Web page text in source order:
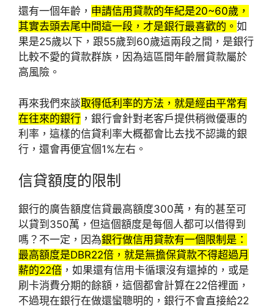
還有一個年齡， 申請信用貸款的年紀是20~60歲，
其實去頭去尾中間這一段，才是銀行最喜歡的。 如
果是25歲以下，跟55歲到60歲這兩段之間，是銀行
比較不愛的貸款群族，因為這區間年齡層貸款屬於
高風險。
再來我們來談取得低利率的方法，就是經由平常有
在往來的銀行 ，銀行會針對老客戶提供稍微優惠的
利率，這樣的信貸利率大概都會比去找不認識的銀
行，還會再便宜個1%左右。
信貸額度的限制
銀行的廣告額度信貸最高額度300萬，有的甚至可
以貸到350萬，但這個額度是每個人都可以借得到
嗎？不一定，因為銀行做信用貸款有一個限制是：
最高額度是DBR22倍，就是無擔保貸款不得超過月
薪的22倍 ，如果還有信用卡循環沒有還掉的，或是
刷卡消費分期的餘額，這個都會計算在22倍裡面，
不過現在銀行在做還蠻聰明的，銀行不會直接給22